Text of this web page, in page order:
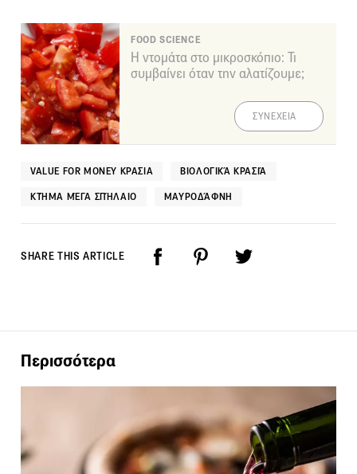
FOOD SCIENCE
Η ντομάτα στο μικροσκόπιο: Τι
συμβαίνει όταν την αλατίζουμε;
ΣΥΝΕΧΕΙΑ
VALUE FOR MONEY ΚΡΑΣΙΑ ΒΙΟΛΟΓΙΚΆ ΚΡΑΣΙΆ
ΚΤΉΜΑ ΜΈΓΑ ΣΠΉΛΑΙΟ ΜΑΥΡΟΔΆΦΝΗ
SHARE THIS ARTICLE
Περισσότερα